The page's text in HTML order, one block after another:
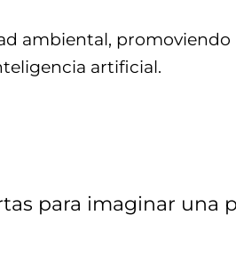
ambiental,
artificial.
para imaginar una